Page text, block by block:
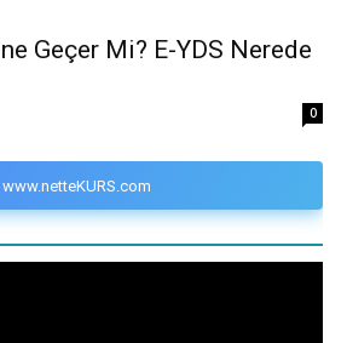
Geçer Mi? E-YDS Nerede
0
www.netteKURS.com